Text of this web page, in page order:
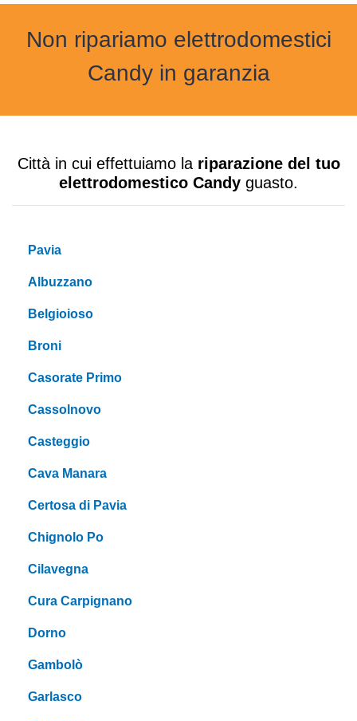
Non ripariamo elettrodomestici
Candy in garanzia
Città in cui effettuiamo la riparazione del tuo
elettrodomestico Candy guasto.
Pavia
Albuzzano
Belgioioso
Broni
Casorate Primo
Cassolnovo
Casteggio
Cava Manara
Certosa di Pavia
Chignolo Po
Cilavegna
Cura Carpignano
Dorno
Gambolò
Garlasco